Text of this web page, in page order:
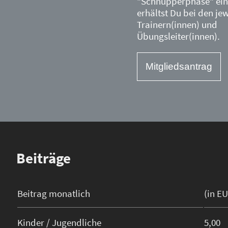
erhältst Du bei den
Trainern(innen) und
Übungsleiter(innen).
Mitgliedsantrag
Beiträge
Beitrag monatlich (in
Kinder / Jugendliche 5,00